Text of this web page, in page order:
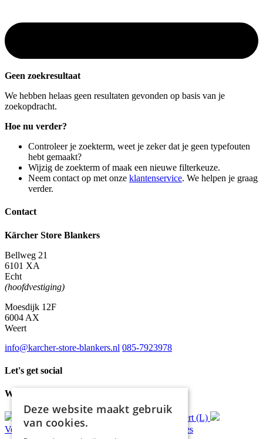
Geen zoekresultaat
We hebben helaas geen resultaten gevonden op basis van je
zoekopdracht.
Hoe nu verder?
Controleer je zoekterm, weet je zeker dat je geen typefouten
hebt gemaakt?
Wijzig de zoekterm of maak een nieuwe filterkeuze.
Neem contact op met onze klantenservice. We helpen je graag
verder.
Contact
Kärcher Store Blankers
Bellweg 21
6101 XA
Echt
(hoofdvestiging)
Moesdijk 12F
6004 AX
Weert
info@karcher-store-blankers.nl 085-7923978
Let's get social
Waar wij voor staan
bezorging*
Ophalen in Echt of Weert (L)
Verzonden binnen 48 uur* advies
Deze website maakt gebruik
van cookies.